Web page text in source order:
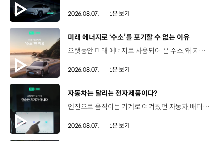
2026.08.07. 1분 보기
[동영상]
미래 에너지로 ‘수소’를 포기할 수 없는 이유
오랫동안 미래 에너지로 사용되어 온 수소.왜 지금까지도 중요한 선택지로 꼽힐까요? 현대진행형 팟캐스트 EP.21에서 확인하세요.📻 #현대자동차그룹 #현대진행형 #모빌리티팟캐스트 #수소전기차 #수소에너지 #연료 #미래모빌리티 #모빌리티
2026.08.07. 1분 보기
[동영상]
자동차는 달리는 전자제품이다?
엔진으로 움직이는 기계로 여겨졌던 자동차.배터리와 소프트웨어를 통해 어떻게 바뀌고 있을까요? 현대진행형 팟캐스트 EP.21에서 확인하세요.📻 #현대자동차그룹 #현대진행형 #모빌리티팟캐스트 #SDV #전기차 #연료 #미래모빌리티 #모빌리티
2026.08.07. 1분 보기